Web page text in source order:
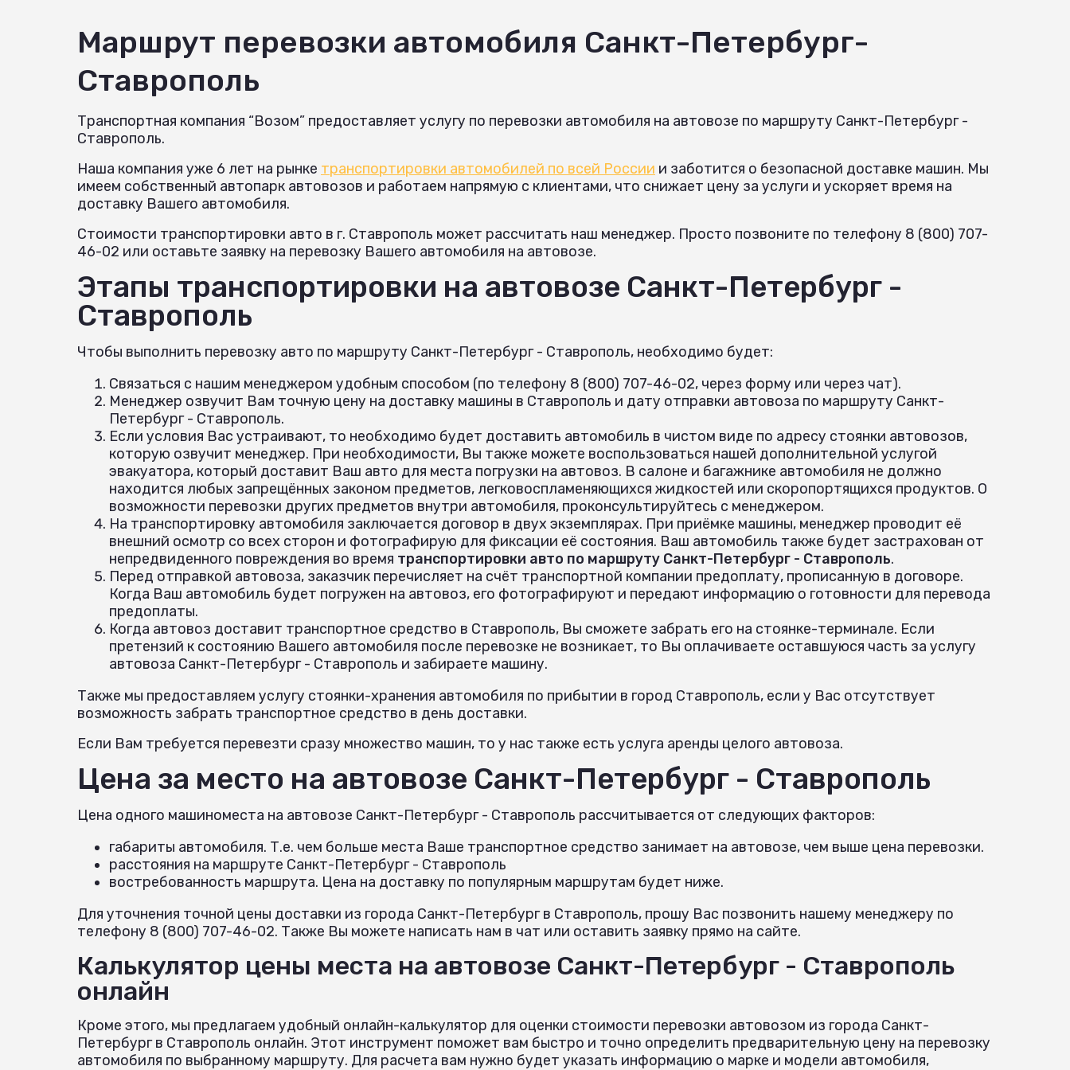
Маршрут перевозки автомобиля Санкт-Петербург-
Ставрополь
Транспортная компания “Возом” предоставляет услугу по перевозки автомобиля на автовозе по маршруту Санкт-Петербург -
Ставрополь.
Наша компания уже 6 лет на рынке транспортировки автомобилей по всей России и заботится о безопасной доставке машин. Мы
имеем собственный автопарк автовозов и работаем напрямую с клиентами, что снижает цену за услуги и ускоряет время на
доставку Вашего автомобиля.
Стоимости транспортировки авто в г. Ставрополь может рассчитать наш менеджер. Просто позвоните по телефону 8 (800) 707-
46-02 или оставьте заявку на перевозку Вашего автомобиля на автовозе.
Этапы транспортировки на автовозе Санкт-Петербург -
Ставрополь
Чтобы выполнить перевозку авто по маршруту Санкт-Петербург - Ставрополь, необходимо будет:
Связаться с нашим менеджером удобным способом (по телефону 8 (800) 707-46-02, через форму или через чат).
Менеджер озвучит Вам точную цену на доставку машины в Ставрополь и дату отправки автовоза по маршруту Санкт-
Петербург - Ставрополь.
Если условия Вас устраивают, то необходимо будет доставить автомобиль в чистом виде по адресу стоянки автовозов,
которую озвучит менеджер. При необходимости, Вы также можете воспользоваться нашей дополнительной услугой
эвакуатора, который доставит Ваш авто для места погрузки на автовоз. В салоне и багажнике автомобиля не должно
находится любых запрещённых законом предметов, легковоспламеняющихся жидкостей или скоропортящихся продуктов. О
возможности перевозки других предметов внутри автомобиля, проконсультируйтесь с менеджером.
На транспортировку автомобиля заключается договор в двух экземплярах. При приёмке машины, менеджер проводит её
внешний осмотр со всех сторон и фотографирую для фиксации её состояния. Ваш автомобиль также будет застрахован от
непредвиденного повреждения во время транспортировки авто по маршруту Санкт-Петербург - Ставрополь.
Перед отправкой автовоза, заказчик перечисляет на счёт транспортной компании предоплату, прописанную в договоре.
Когда Ваш автомобиль будет погружен на автовоз, его фотографируют и передают информацию о готовности для перевода
предоплаты.
Когда автовоз доставит транспортное средство в Ставрополь, Вы сможете забрать его на стоянке-терминале. Если
претензий к состоянию Вашего автомобиля после перевозке не возникает, то Вы оплачиваете оставшуюся часть за услугу
автовоза Санкт-Петербург - Ставрополь и забираете машину.
Также мы предоставляем услугу стоянки-хранения автомобиля по прибытии в город Ставрополь, если у Вас отсутствует
возможность забрать транспортное средство в день доставки.
Если Вам требуется перевезти сразу множество машин, то у нас также есть услуга аренды целого автовоза.
Цена за место на автовозе Санкт-Петербург - Ставрополь
Цена одного машиноместа на автовозе Санкт-Петербург - Ставрополь рассчитывается от следующих факторов:
габариты автомобиля. Т.е. чем больше места Ваше транспортное средство занимает на автовозе, чем выше цена перевозки.
расстояния на маршруте Санкт-Петербург - Ставрополь
востребованность маршрута. Цена на доставку по популярным маршрутам будет ниже.
Для уточнения точной цены доставки из города Санкт-Петербург в Ставрополь, прошу Вас позвонить нашему менеджеру по
телефону 8 (800) 707-46-02. Также Вы можете написать нам в чат или оставить заявку прямо на сайте.
Калькулятор цены места на автовозе Санкт-Петербург - Ставрополь
онлайн
Кроме этого, мы предлагаем удобный онлайн-калькулятор для оценки стоимости перевозки автовозом из города Санкт-
Петербург в Ставрополь онлайн. Этот инструмент поможет вам быстро и точно определить предварительную цену на перевозку
автомобиля по выбранному маршруту. Для расчета вам нужно будет указать информацию о марке и модели автомобиля,